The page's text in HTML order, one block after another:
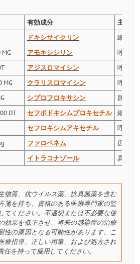
有効成分
主な用
ドキシサイクリン
細菌感
アモキシシリン
呼吸器
アジスロマイシン
呼吸器
クラリスロマイシン
呼吸器
シプロフロキサシン
尿路感
セフポドキシムプロキセチル
細菌性
セフロキシムアキセチル
呼吸器
ファロペネム
広範囲
イトラコナゾール
真菌感
物質、抗ウイルス薬、抗真菌薬を含む
箋を持ち、資格のある医療専門家の監
てください。不適切または不必要な使
効果を低下させ、将来の感染症の治療
性の原因となる可能性があります。こ
療指導、正しい用量、および処方され
任を持って服用してください。